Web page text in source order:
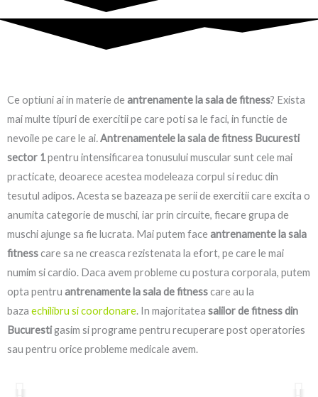
Ce optiuni ai in materie deantrenamente la sala de fitness? Exista
mai multe tipuri de exercitii pe care poti sa le faci, in functie de
nevoile pe care le ai.Antrenamentele la sala de fitness Bucuresti
sector 1pentru intensificarea tonusului muscular sunt cele mai
practicate, deoarece acestea modeleaza corpul si reduc din
tesutul adipos. Acesta se bazeaza pe serii de exercitii care excita o
anumita categorie de muschi, iar prin circuite, fiecare grupa de
muschi ajunge sa fie lucrata. Mai putem faceantrenamente la sala
fitnesscare sa ne creasca rezistenata la efort, pe care le mai
numim si cardio. Daca avem probleme cu postura corporala, putem
opta pentru antrenamente la sala de fitnesscare au la
baza echilibru si coordonare. In majoritatea salilor de fitness din
Bucurestigasim si programe pentru recuperare post operatories
sau pentru orice probleme medicale avem.